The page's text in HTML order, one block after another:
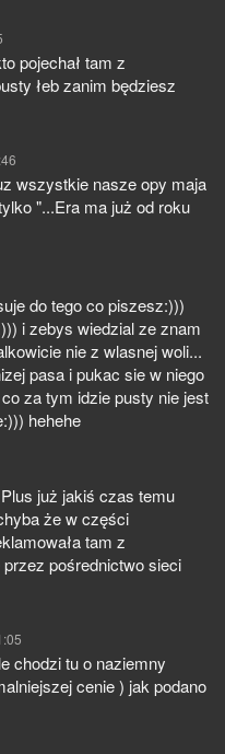
pojechał tam z
łeb zanim będziesz
wszystkie nasze opy maja
"...Era ma już od roku
do tego co piszesz:)))
i zebys wiedzial ze znam
nie z wlasnej woli...
pasa i pukac sie w niego
za tym idzie pusty nie jest
hehehe
już jakiś czas temu
że w części
tam z
pośrednictwo sieci
chodzi tu o naziemny
cenie ) jak podano